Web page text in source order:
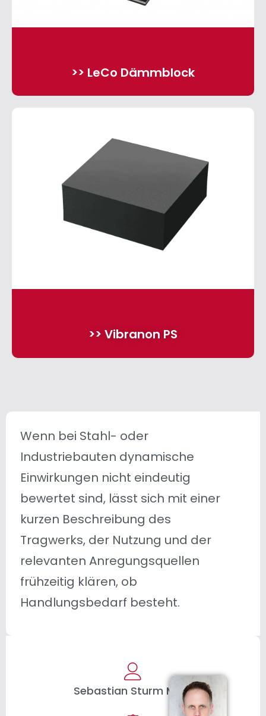
>> LeCo Dämmblock
>> Vibranon PS
Wenn bei Stahl- oder
Industriebauten dynamische
Einwirkungen nicht eindeutig
bewertet sind, lässt sich mit einer
kurzen Beschreibung des
Tragwerks, der Nutzung und der
relevanten Anregungsquellen
frühzeitig klären, ob
Handlungsbedarf besteht.
Sebastian Sturm M.Sc.